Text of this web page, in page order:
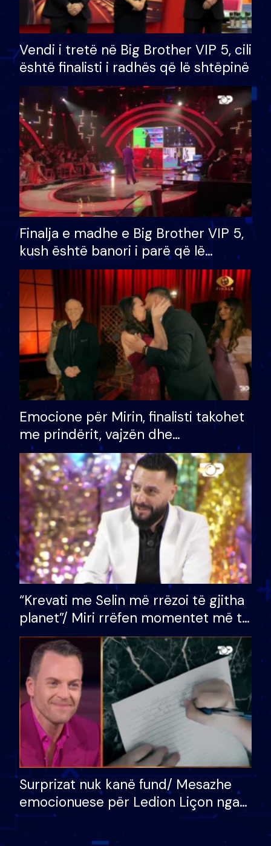
Vendi i tretë në Big Brother VIP 5, cili
është finalisti i radhës që lë shtëpinë
Finalja e madhe e Big Brother VIP 5,
kush është banori i parë që lë
shtëpinë dhe humb mundësinë për
të fituar çmimin e madh
Emocione për Mirin, finalisti takohet
me prindërit, vajzën dhe
bashkëshorten: S’kemi ndonjë letër
divorci apo jo?
“Krevati me Selin më rrëzoi të gjitha
planet”/ Miri rrëfen momentet më të
bukura në shtëpinë e BB VIP: Do më
mungojë zilja e mëngjesit kur…
Surprizat nuk kanë fund/ Mesazhe
emocionuese për Ledion Liçon nga
nëna dhe fëmijët e tij, moderatori
nuk i mban dot lotët: Nuk meritoj…